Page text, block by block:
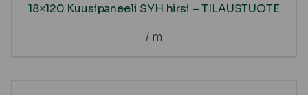
18×120 Kuusipaneeli SYH hirsi – TILAUSTUOTE
/ m